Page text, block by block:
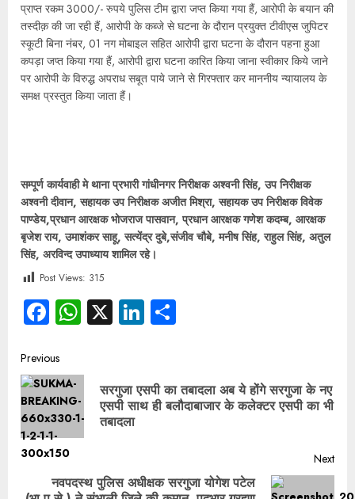
प्राप्त रकम 3000/- रुपये पुलिस टीम द्वारा जप्त किया गया हैं, आरोपी के बयान की
तस्दीक़ की जा रही हैं, आरोपी के कब्जे से घटना के दौरान प्रयुक्त टीवीएस जुपिटर
स्कूटी बिना नंबर, 01 नग मोबाइल सहित आरोपी द्वारा घटना के दौरान पहना हुआ
कपड़ा जप्त किया गया हैं, आरोपी द्वारा घटना कारित किया जाना स्वीकार किये जाने
पर आरोपी के विरुद्ध अपराध सबूत पाये जाने से गिरफ्तार कर माननीय न्यायालय के
समक्ष प्रस्तुत किया जाता हैं।
सम्पूर्ण कार्यवाही मे थाना प्रभारी गांधीनगर निरीक्षक अश्वनी सिंह, उप निरीक्षक
अश्वनी दीवान, सहायक उप निरीक्षक अजीत मिश्रा, सहायक उप निरीक्षक विवेक
पाण्डेय,प्रधान आरक्षक भोजराज पासवान, प्रधान आरक्षक गणेश कदम्ब, आरक्षक
बृजेश राय, उमाशंकर साहू, सत्येंद्र दुबे,संजीव चौबे, मनीष सिंह, राहुल सिंह, अतुल
सिंह, अरविन्द उपाध्याय शामिल रहे।
Post Views: 315
Facebook
WhatsApp
X LinkedIn
Previous
सरगुजा एसपी का तबादला अब ये होंगे सरगुजा के नए
एसपी साथ ही बलौदाबाजार के कलेक्टर एसपी का भी
तबादला
Next
नवपदस्थ पुलिस अधीक्षक सरगुजा योगेश पटेल